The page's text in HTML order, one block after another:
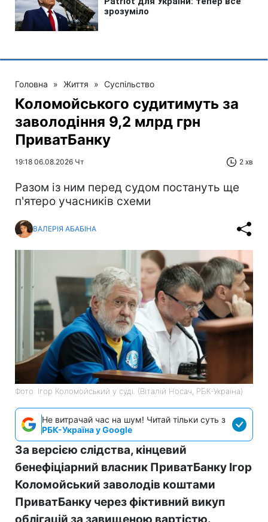
Головна » Життя » Суспільство
Коломойського судитимуть за
заволодіння 9,2 млрд грн
ПриватБанку
19:18 06.08.2026 Чт 2 хв
Разом із ним перед судом постануть ще
п'ятеро учасників схеми
ВАЛЕРІЯ АБАБІНА
Фото: Ігор Коломойський у суді. (Віталій Носач, РБК-Україна)
Не витрачай час на шум! Читай тільки суть з
РБК-Україна у Google
За версією слідства, кінцевий
бенефіціарний власник ПриватБанку Ігор
Коломойський заволодів коштами
ПриватБанку через фіктивний викуп
облігацій за завищеною вартістю.